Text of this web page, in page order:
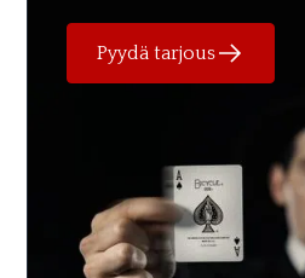
Pyydä tarjous